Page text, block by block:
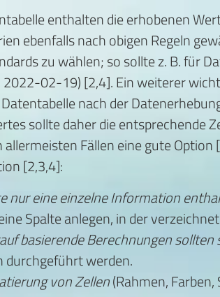
enthalten die erhobenen
ebenfalls nach obigen Regeln
zu wählen; so sollte z. B. für
02-19) [2,4]. Ein weiterer
nach der
sollte daher die entsprechende
allermeisten Fällen eine gute
[2,3,4]:
nur eine einzelne Information
Spalte anlegen, in der
basierende Berechnungen
durchgeführt werden.
von Zellen(Rahmen,